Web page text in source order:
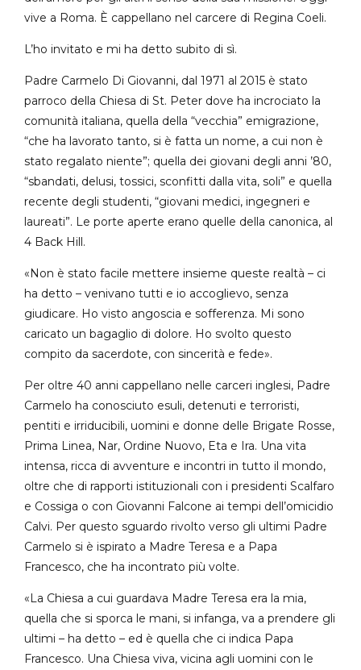
vive a Roma. È cappellano nel carcere di Regina Coeli.
L’ho invitato e mi ha detto subito di sì.
Padre Carmelo Di Giovanni, dal 1971 al 2015 è stato
parroco della Chiesa di St. Peter dove ha incrociato la
comunità italiana, quella della “vecchia” emigrazione,
“che ha lavorato tanto, si è fatta un nome, a cui non è
stato regalato niente”; quella dei giovani degli anni ’80,
“sbandati, delusi, tossici, sconfitti dalla vita, soli” e quella
recente degli studenti, “giovani medici, ingegneri e
laureati”. Le porte aperte erano quelle della canonica, al
4 Back Hill.
«Non è stato facile mettere insieme queste realtà – ci
ha detto – venivano tutti e io accoglievo, senza
giudicare. Ho visto angoscia e sofferenza. Mi sono
caricato un bagaglio di dolore. Ho svolto questo
compito da sacerdote, con sincerità e fede».
Per oltre 40 anni cappellano nelle carceri inglesi, Padre
Carmelo ha conosciuto esuli, detenuti e terroristi,
pentiti e irriducibili, uomini e donne delle Brigate Rosse,
Prima Linea, Nar, Ordine Nuovo, Eta e Ira. Una vita
intensa, ricca di avventure e incontri in tutto il mondo,
oltre che di rapporti istituzionali con i presidenti Scalfaro
e Cossiga o con Giovanni Falcone ai tempi dell’omicidio
Calvi. Per questo sguardo rivolto verso gli ultimi Padre
Carmelo si è ispirato a Madre Teresa e a Papa
Francesco, che ha incontrato più volte.
«La Chiesa a cui guardava Madre Teresa era la mia,
quella che si sporca le mani, si infanga, va a prendere gli
ultimi – ha detto – ed è quella che ci indica Papa
Francesco. Una Chiesa viva, vicina agli uomini con le